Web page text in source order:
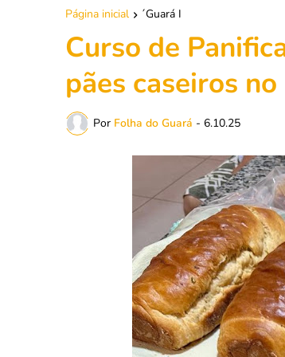
Página inicial ´Guará I
Curso de
pães caseiros no
Por Folha do Guará - 6.10.25